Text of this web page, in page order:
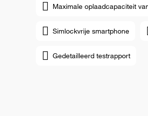
Maximale oplaadcapaciteit
Simlockvrije smartphone
Gedetailleerd testrapport